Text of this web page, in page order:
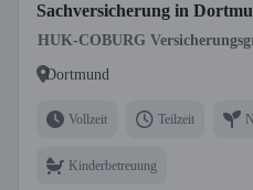
Sachversicherung in
HUK-COBURG
Dortmund
Vollzeit Teilzeit
Kinderbetreuung